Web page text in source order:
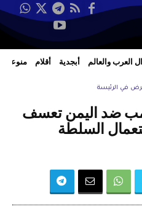
العرب والعالم أبجدية أقلام منوعات
في الرئيسة
ضد اليمن تعسف
السلطة